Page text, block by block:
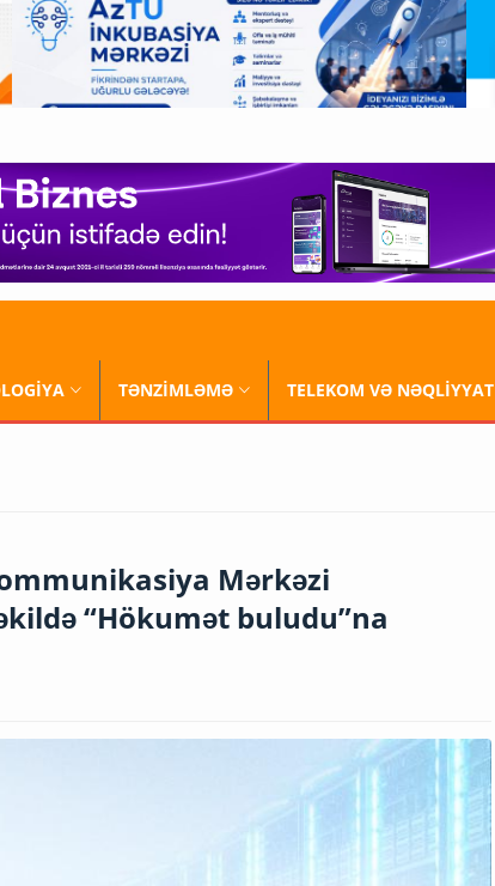
TƏNZİMLƏMƏ TELEKOM VƏ NƏQLİYYAT
Mərkəzi
“Hökumət buludu”na